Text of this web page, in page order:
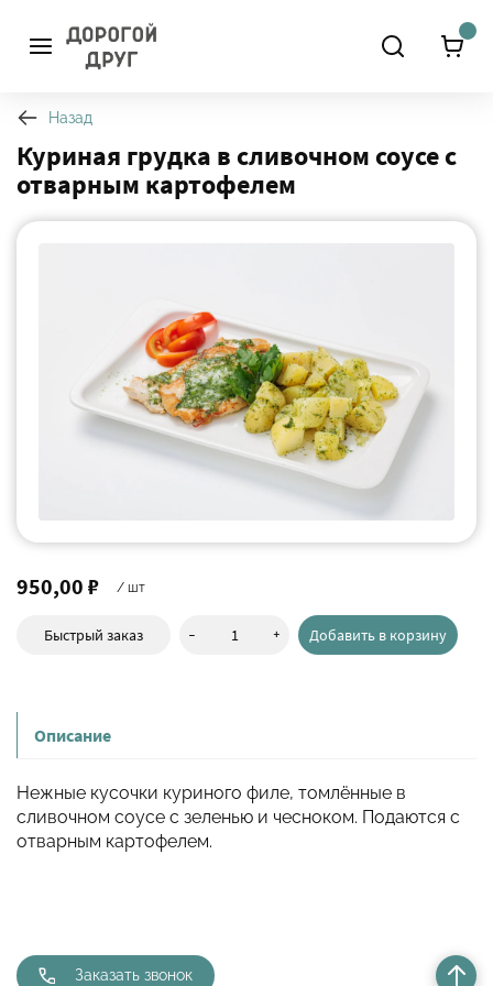
Назад
Куриная грудка в сливочном соусе с
отварным картофелем
950,00 ₽ / шт
Быстрый заказ - + Добавить в корзину
Описание
Нежные кусочки куриного филе, томлённые в
сливочном соусе с зеленью и чесноком. Подаются с
отварным картофелем.
Заказать звонок